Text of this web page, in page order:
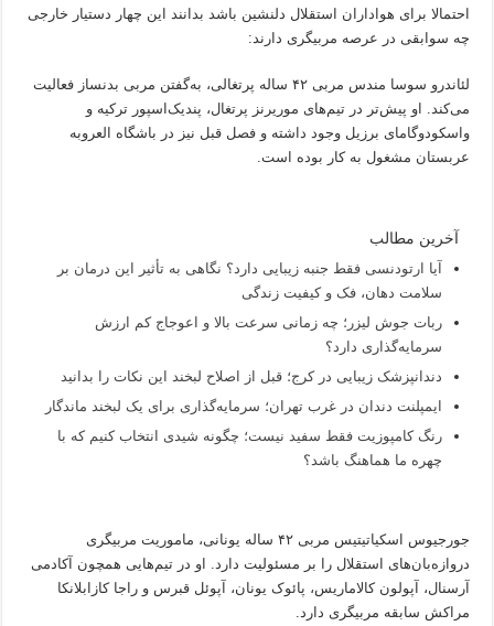
احتمالا برای هواداران استقلال دلنشین باشد بدانند این چهار دستیار خارجی
چه سوابقی در عرصه مربیگری دارند:
لئاندرو سوسا مندس مربی ۴۲ ساله پرتغالی، به‌گفتن مربی بدنساز فعالیت
می‌کند. او پیش‌تر در تیم‌های موریرنز پرتغال، پندیک‌اسپور ترکیه و
واسکودوگامای برزیل وجود داشته و فصل قبل نیز در باشگاه العروبه
عربستان مشغول به کار بوده است.
آخرین مطالب
آیا ارتودنسی فقط جنبه زیبایی دارد؟ نگاهی به تأثیر این درمان بر
سلامت دهان، فک و کیفیت زندگی
ربات جوش لیزر؛ چه زمانی سرعت بالا و اعوجاج کم ارزش
سرمایه‌گذاری دارد؟
دندانپزشک زیبایی در کرج؛ قبل از اصلاح لبخند این نکات را بدانید
ایمپلنت دندان در غرب تهران؛ سرمایه‌گذاری برای یک لبخند ماندگار
رنگ کامپوزیت فقط سفید نیست؛ چگونه شیدی انتخاب کنیم که با
چهره ما هماهنگ باشد؟
جورجیوس اسکیاتیتیس مربی ۴۲ ساله یونانی، ماموریت مربیگری
دروازه‌بان‌های استقلال را بر مسئولیت دارد. او در تیم‌هایی همچون آکادمی
آرسنال، آپولون کالاماریس، پائوک یونان، آپوئل قبرس و راجا کازابلانکا
مراکش سابقه مربیگری دارد.